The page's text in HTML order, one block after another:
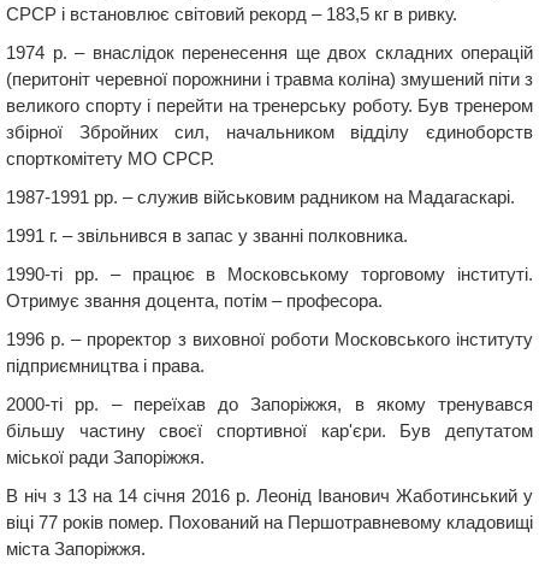
СРСР і встановлює світовий рекорд – 183,5 кг в ривку.
1974 р. – внаслідок перенесення ще двох складних операцій
(перитоніт черевної порожнини і травма коліна) змушений піти з
великого спорту і перейти на тренерську роботу. Був тренером
збірної Збройних сил, начальником відділу єдиноборств
спорткомітету МО СРСР.
1987-1991 рр. – служив військовим радником на Мадагаскарі.
1991 г. – звільнився в запас у званні полковника.
1990-ті рр. – працює в Московському торговому інституті.
Отримує звання доцента, потім – професора.
1996 р. – проректор з виховної роботи Московського інституту
підприємництва і права.
2000-ті рр. – переїхав до Запоріжжя, в якому тренувався
більшу частину своєї спортивної кар'єри. Був депутатом
міської ради Запоріжжя.
В ніч з 13 на 14 січня 2016 р. Леонід Іванович Жаботинський у
віці 77 років помер. Похований на Першотравневому кладовищі
міста Запоріжжя.